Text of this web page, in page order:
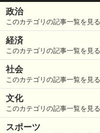
政治
このカテゴリの記事一覧を見る
経済
このカテゴリの記事一覧を見る
社会
このカテゴリの記事一覧を見る
文化
このカテゴリの記事一覧を見る
スポーツ